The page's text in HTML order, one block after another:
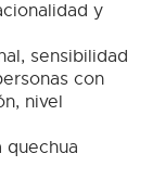
y
sensibilidad
con
nivel